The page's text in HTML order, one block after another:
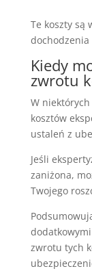
Te koszty są
dochodzenia
Kiedy
zwrotu
W
kosztów
ustaleń z
Jeśli
zaniżona,
Twojego
zwrotu tych